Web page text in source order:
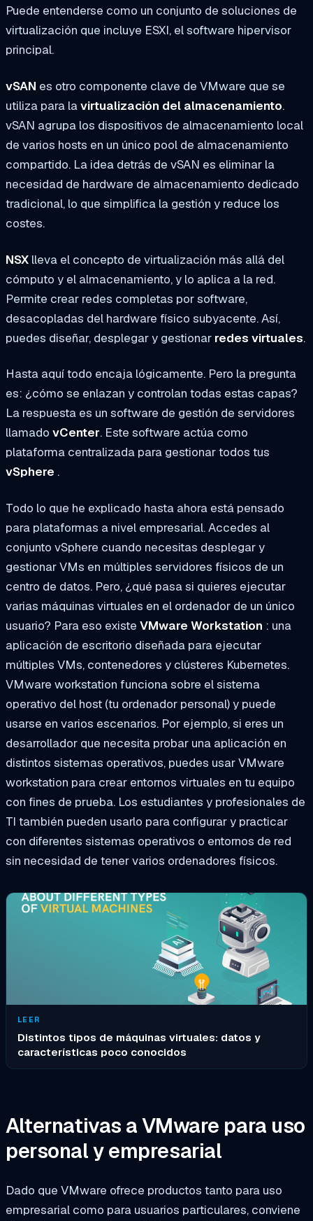
Puede entenderse como un conjunto de soluciones de
virtualización que incluye ESXI, el software hipervisor
principal.
vSAN es otro componente clave de VMware que se
utiliza para lavirtualización del almacenamiento.
vSAN agrupa los dispositivos de almacenamiento local
de varios hosts en un único pool de almacenamiento
compartido. La idea detrás de vSAN es eliminar la
necesidad de hardware de almacenamiento dedicado
tradicional, lo que simplifica la gestión y reduce los
costes.
NSX lleva el concepto de virtualización más allá del
cómputo y el almacenamiento, y lo aplica a la red.
Permite crear redes completas por software,
desacopladas del hardware físico subyacente. Así,
puedes diseñar, desplegar y gestionar redes virtuales.
Hasta aquí todo encaja lógicamente. Pero la pregunta
es: ¿cómo se enlazan y controlan todas estas capas?
La respuesta es un software de gestión de servidores
llamado vCenter. Este software actúa como
plataforma centralizada para gestionar todos tus
vSphere .
Todo lo que he explicado hasta ahora está pensado
para plataformas a nivel empresarial. Accedes al
conjunto vSphere cuando necesitas desplegar y
gestionar VMs en múltiples servidores físicos de un
centro de datos. Pero, ¿qué pasa si quieres ejecutar
varias máquinas virtuales en el ordenador de un único
usuario? Para eso existe VMware Workstation : una
aplicación de escritorio diseñada para ejecutar
múltiples VMs, contenedores y clústeres Kubernetes.
VMware workstation funciona sobre el sistema
operativo del host (tu ordenador personal) y puede
usarse en varios escenarios. Por ejemplo, si eres un
desarrollador que necesita probar una aplicación en
distintos sistemas operativos, puedes usar VMware
workstation para crear entornos virtuales en tu equipo
con fines de prueba. Los estudiantes y profesionales de
TI también pueden usarlo para configurar y practicar
con diferentes sistemas operativos o entornos de red
sin necesidad de tener varios ordenadores físicos.
LEER
Distintos tipos de máquinas virtuales: datos y
características poco conocidos
Alternativas a VMware para uso
personal y empresarial
Dado que VMware ofrece productos tanto para uso
empresarial como para usuarios particulares, conviene